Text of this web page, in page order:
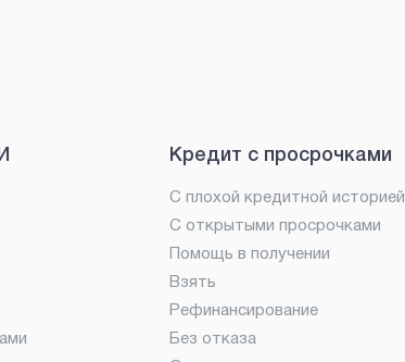
Кредит с просрочками
С плохой кредитной историей
С открытыми просрочками
Помощь в получении
Взять
Рефинансирование
Без отказа